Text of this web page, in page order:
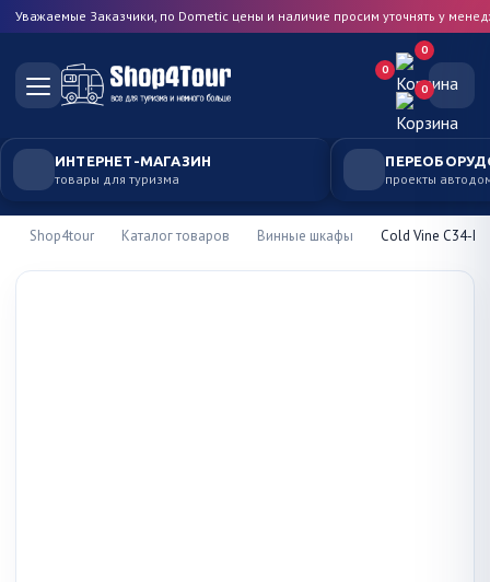
Уважаемые Заказчики, по Dometic цены и наличие просим уточнять у
0
0
0
ИНТЕРНЕТ-МАГАЗИН
товары для туризма проекты
Shop4tour Каталог товаров Винные шкафы Cold Vine C34-